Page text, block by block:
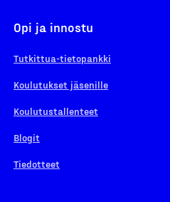
Opi ja innostu
Tutkittua-tietopankki
Koulutukset jäsenille
Koulutustallenteet
Blogit
Tiedotteet